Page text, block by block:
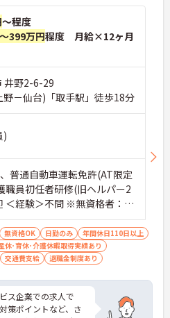
～程度
399万円程度 月給×12ヶ月
井野2-6-29
野－仙台)「取手駅」徒歩18分
)
普通自動車運転免許(AT限定
職員初任者研修(旧ヘルパー2
経験＞不問 ※無資格者：入
社負担で認知症介護基礎研
無資格OK 日勤のみ
年間休日110日以上
休･育休･介護休暇取得実績あり
交通費支給 退職金制度あり
ス企業での求人で
策ポイントなど、さ